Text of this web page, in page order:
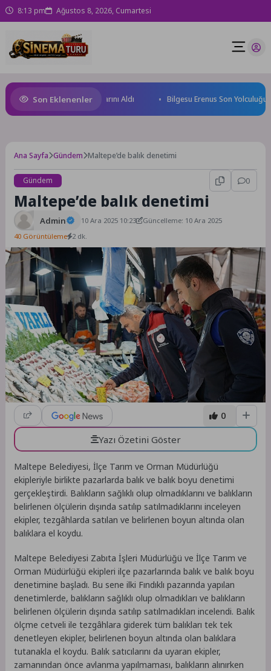
8:13 pm Ağustos 8, 2026, Cumartesi
Son Eklenenler
Yüzücüleri Sertifikalarını Aldı Bilgesu Erenus Son Yolculuğuna
Ana Sayfa Gündem Maltepe’de balık denetimi
Gündem 0
Maltepe’de balık denetimi
Admin 10 Ara 2025 10:23
Güncelleme: 10 Ara 2025
40 Görüntüleme 2 dk.
0
Yazı Özetini Göster
Maltepe Belediyesi, İlçe Tarım ve Orman Müdürlüğü
ekipleriyle birlikte pazarlarda balık ve balık boyu denetimi
gerçekleştirdi. Balıkların sağlıklı olup olmadıklarını ve balıkların
belirlenen ölçülerin dışında satılıp satılmadıklarını inceleyen
ekipler, tezgâhlarda satılan ve belirlenen boyun altında olan
balıklara el koydu.
Maltepe Belediyesi Zabıta İşleri Müdürlüğü ve İlçe Tarım ve
Orman Müdürlüğü ekipleri ilçe pazarlarında balık ve balık boyu
denetimine başladı. Bu sene ilki Fındıklı pazarında yapılan
denetimlerde, balıkların sağlıklı olup olmadıkları ve balıkların
belirlenen ölçülerin dışında satılıp satılmadıkları incelendi. Balık
ölçme cetveli ile tezgâhlara giderek tüm balıkları tek tek
denetleyen ekipler, belirlenen boyun altında olan balıklara
tutanakla el koydu. Balık satıcılarını da uyaran ekipler,
zamanından önce avlanma yapılmaması, balıkların alınırken